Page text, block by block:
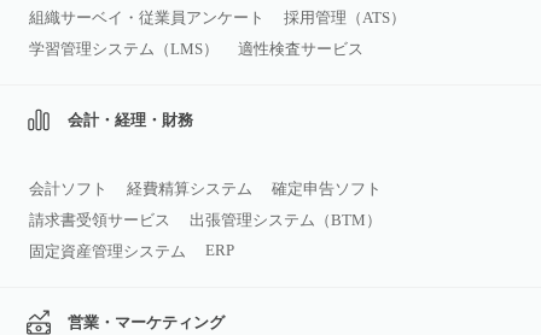
組織サーベイ・従業員アンケート
採用管理（ATS）
学習管理システム（LMS）
適性検査サービス
会計・経理・財務
会計ソフト 経費精算システム
確定申告ソフト
請求書受領サービス
出張管理システム（BTM）
固定資産管理システム
ERP
営業・マーケティング